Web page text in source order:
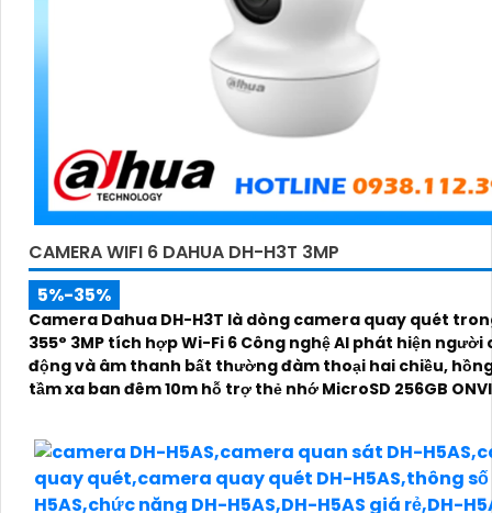
CAMERA WIFI 6 DAHUA DH-H3T 3MP
5%-35%
Camera Dahua DH-H3T là dòng camera quay quét
355° 3MP tích hợp Wi-Fi 6 Công nghệ AI phát hiện người
động và âm thanh bất thường đàm thoại hai chiều,
tầm xa ban đêm 10m hỗ trợ thẻ nhớ MicroSD 256GB